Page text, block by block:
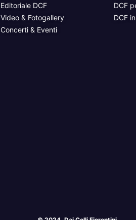
Editoriale DCF
Video & Fotogallery
Concerti & Eventi
DCF
DCF